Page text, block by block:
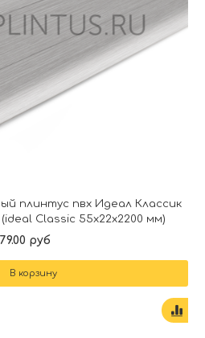
плинтус пвх Идеал Классик
Classic 55х22х2200 мм)
79.00 руб
В корзину